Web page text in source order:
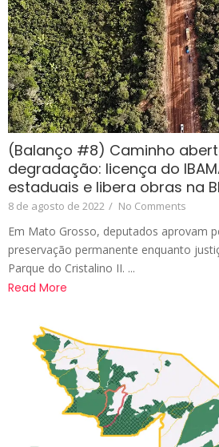
(Balanço #8) Caminho
degradação: licença do
estaduais e libera obras na
8 de agosto de 2022 / No Comments
Em Mato Grosso, deputados aprovam
preservação permanente enquanto
Parque do Cristalino II. ...
Read More